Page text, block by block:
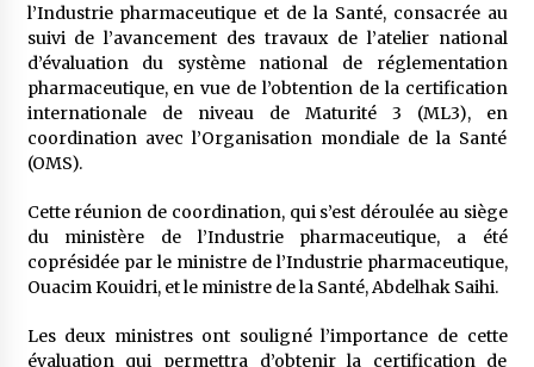
Rencontre nocturne dans le désert (Un conte
touareg)
5 ans ago
Un conte targui/ Quand la tête est vide
5 ans ago
Tradition orale/ D’où viennent les contes et à
5 ans ago
l’Industrie pharmaceutique et de la Santé, consacrée au
suivi de l’avancement des travaux de l’atelier national
d’évaluation du système national de réglementation
pharmaceutique, en vue de l’obtention de la certification
internationale de niveau de Maturité 3 (ML3), en
coordination avec l’Organisation mondiale de la Santé
(OMS).
Cette réunion de coordination, qui s’est déroulée au siège
du ministère de l’Industrie pharmaceutique, a été
coprésidée par le ministre de l’Industrie pharmaceutique,
Ouacim Kouidri, et le ministre de la Santé, Abdelhak Saihi.
Les deux ministres ont souligné l’importance de cette
évaluation qui permettra d’obtenir la certification de